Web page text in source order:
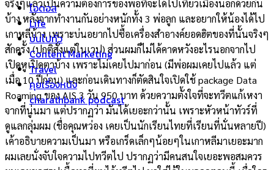
ไอดอล
Life
บ่นไปทั่ว
Content Marketing
Travel
คุยเรื่องหนัง
charathbank podcast
จริงๆแล้วเป็นความต้องการของพ่อที่จะได้ไปเที่ยวเมืองนอกด้วยกัน
บ้าง หลังจากทำงานกันอย่างหนักทั้ง 3 พ่อลูก และอยากให้น้องได้ไป
เกาหลีบ้าง เพราะบ่นอยากไปซื้อเครื่องสำอางค์ยอดฮิตของที่นั้นจริงๆ
สักครั้ง (ปกติสั่งแต่ในเวป) ส่วนผมก็ไม่ได้คาดหวังอะไรนอกจากไป
เปิดหูเปิดตาบ้าง เพราะไม่เคยไปมาก่อน (มีพ่อผมเคยไปแล้ว แต่
เมื่อ 10 ปีก่อน) และก่อนเดินทางก็ตัดสินใจเปิดใช้ package Data
Roaming ของ AIS 3 วัน 950 บาท ด้วยความตั้งใจที่จะทวีตแก้เหงา
จากที่นู่นมา แต่ปรากฏว่า มันได้เยอะกว่านั้น เพราะหัวหน้าทัวร์ที่
ดูแลกลุ่มผม (ชื่อคุณหว่อง เคยเป็นนักเรียนไทยที่เรียนที่นั่นหลายปี)
เค้าอธิบายความเป็นมา หรือเกร็ดเล็กๆน้อยๆในเกาหลีมาเยอะมาก
ผมเลยนั่งจับใจความไปทวีตไป ปรากฏว่ามีคนสนใจเยอะพอสมควร